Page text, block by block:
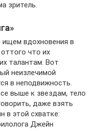
зритель.
вдохновения в
что их
талантам. Вот
неизлечимой
в неподвижность.
выше к звездам, тело
даже взять
в этой схватке:
Джейн